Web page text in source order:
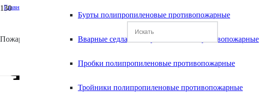
Пожаростойкие полимерные системы
Бурты полипропиленовые противопожарные
Вварные седла полипропиленовые противопожарные
Пробки полипропиленовые противопожарные
Тройники полипропиленовые противопожарные
Главная
/
Фитинги Антифаер
Фитинги Антифаер